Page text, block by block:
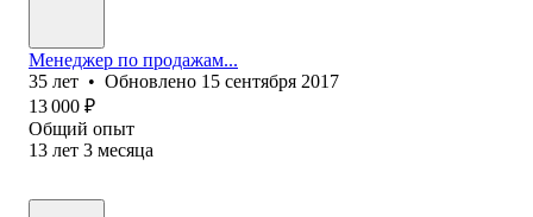
Менеджер по продажам...
35 лет • Обновлено 15 сентября 2017
13 000 ₽
Общий опыт
13 лет 3 месяца